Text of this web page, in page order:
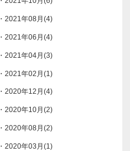
・2021年08月(4)
・2021年06月(4)
・2021年04月(3)
・2021年02月(1)
・2020年12月(4)
・2020年10月(2)
・2020年08月(2)
・2020年03月(1)